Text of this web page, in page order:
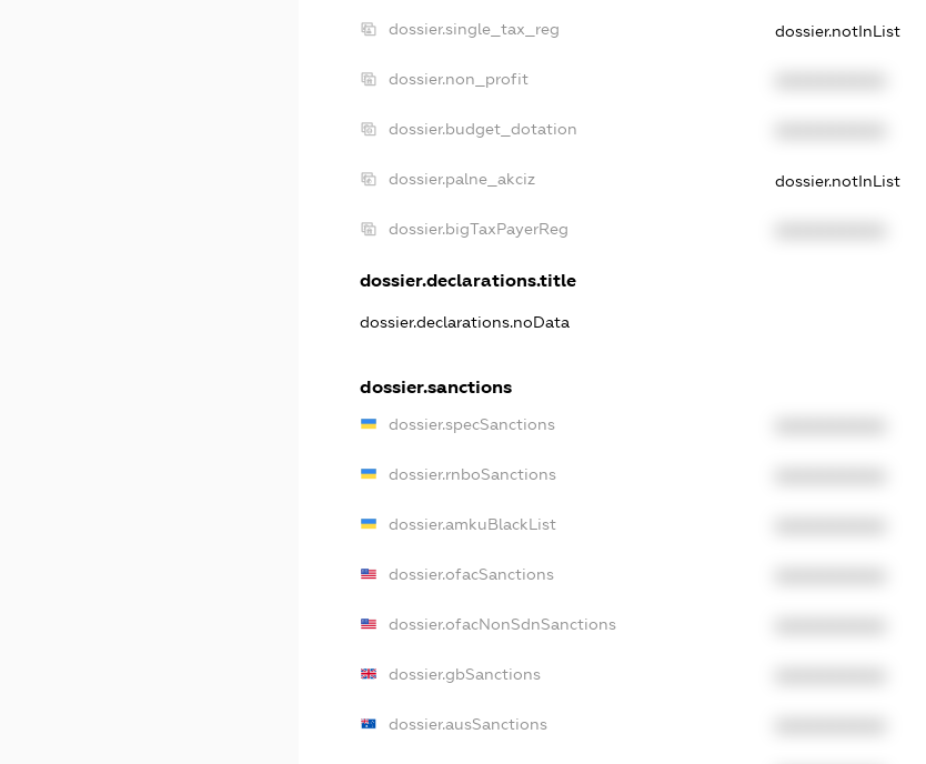
dossier.single_tax_reg dossier.notInList
dossier.non_profit
dossier.budget_dotation
dossier.palne_akciz dossier.notInList
dossier.bigTaxPayerReg
dossier.declarations.title
dossier.declarations.noData
dossier.sanctions
dossier.specSanctions
dossier.rnboSanctions
dossier.amkuBlackList
dossier.ofacSanctions
dossier.ofacNonSdnSanctions
dossier.gbSanctions
dossier.ausSanctions